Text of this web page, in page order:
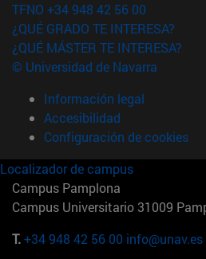
TFNO +34 948 42 56 00
¿QUÉ GRADO TE INTERESA?
¿QUÉ MÁSTER TE INTERESA?
© Universidad de Navarra
Información legal
Accesibilidad
Configuración de cookies
Localizador de campus
Campus Pamplona
Campus Universitario 31009
T.+34 948 42 56 00 info@unav.es